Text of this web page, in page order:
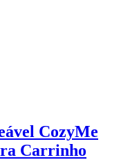
CozyMe
Carrinho